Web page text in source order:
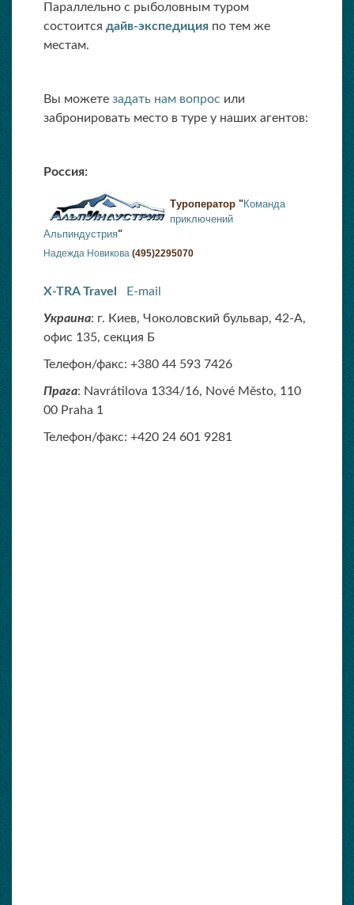
Параллельно с рыболовным туром
состоится дайв-экспедиция по тем же
местам.
Вы можете задать нам вопрос или
забронировать место в туре у наших агентов:
Россия:
Туроператор "Команда
приключений
Альпиндустрия"
Надежда Новикова (495)2295070
X-TRA Travel E-mail
Украина: г. Киев, Чоколовский бульвар, 42-А,
офис 135, секция Б
Телефон/факс: +380 44 593 7426
Прага: Navrátilova 1334/16, Nové Město, 110
00 Praha 1
Телефон/факс: +420 24 601 9281